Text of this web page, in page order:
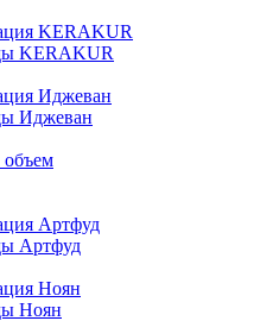
KERAKUR
KERAKUR
Иджеван
Иджеван
Артфуд
Артфуд
Ноян
Ноян